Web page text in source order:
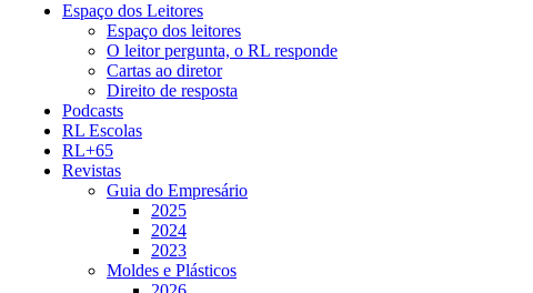
Espaço dos Leitores
Espaço dos leitores
O leitor pergunta, o RL responde
Cartas ao diretor
Direito de resposta
Podcasts
RL Escolas
RL+65
Revistas
Guia do Empresário
2025
2024
2023
Moldes e Plásticos